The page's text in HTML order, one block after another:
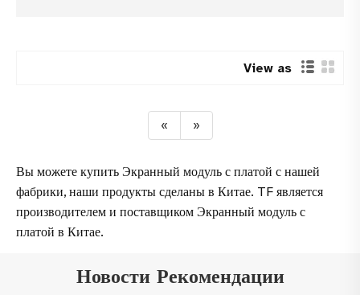
View as
« »
Вы можете купить Экранный модуль с платой с нашей
фабрики, наши продукты сделаны в Китае. TF является
производителем и поставщиком Экранный модуль с
платой в Китае.
Новости Рекомендации